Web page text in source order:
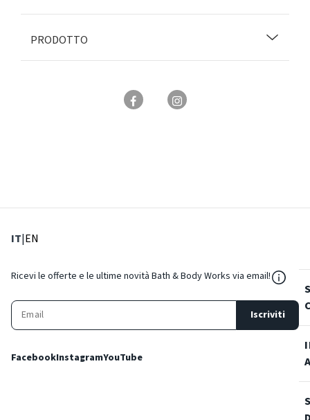
PRODOTTO
IT: Lingua corrente
|EN
Ricevi le offerte e le ultime novità Bath & Body Works via email!
Iscriviti
FacebookInstagramYouTube